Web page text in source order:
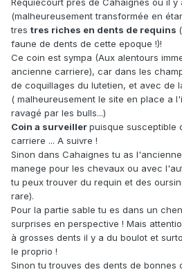
Réquiecourt pres de Cahaignes ou il
(malheureusement transformée en
tres tres riches en dents de requins
faune de dents de cette epoque !)!
Ce coin est sympa (Aux alentours
ancienne carriere), car dans les
de coquillages du lutetien, et avec de
( malheureusement le site en place a
ravagé par les bulls...)
Coin a surveillerpuisque susceptible
carriere ... A suivre !
Sinon dans Cahaignes tu as
manege pour les chevaux ou avec
tu peux trouver du requin et des
rare).
Pour la partie sable tu es dans un
surprises en perspective ! Mais
à grosses dents il y a du boulot et
le proprio !
Sinon tu trouves des dents de bonnes